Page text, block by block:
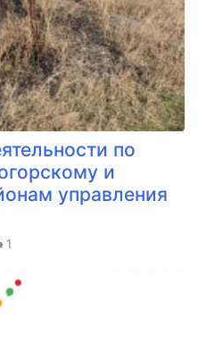
по
и
управления
1